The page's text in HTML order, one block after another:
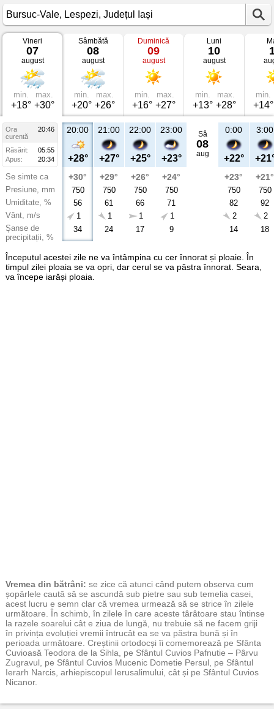
Vremea
Bursuc-
Vale
Lespezi,
Județul
Iași
Vineri
07
august
min.
+18°
max.
+30°
Sâmbătă
08
august
min.
+20°
max.
+26°
Duminică
09
august
min.
+16°
max.
+27°
Luni
10
august
min.
+13°
max.
+28°
min.
+14°
Ora
20:46
curentă
Răsărit:
05:55
Apus:
20:34
Se simte ca
Presiune, mm
Umiditate, %
Vânt, m/s
Șanse de
precipitații, %
20:00
+28°
+30°
750
56
1
34
21:00
+27°
+29°
750
61
1
24
22:00
+25°
+26°
750
66
1
17
23:00
+23°
+24°
750
71
1
9
Sâ
08
aug
0:00
+22°
+23°
750
82
2
14
3:00
+21°
750
92
2
18
Începutul acestei zile ne va întâmpina cu cer înnorat și ploaie. În
timpul zilei ploaia se va opri, dar cerul se va păstra înnorat. Seara,
va începe iarăși ploaia.
Vremea din bătrâni: se zice că atunci când putem observa cum
șopârlele caută să se ascundă sub pietre sau sub temelia casei,
acest lucru e semn clar că vremea urmează să se strice în zilele
următoare. În schimb, în zilele în care aceste târâtoare stau întinse
la razele soarelui cât e ziua de lungă, nu trebuie să ne facem griji
în privința evoluției vremii întrucât ea se va păstra bună și în
perioada următoare. Creștinii ortodocși îi comemorează pe Sfânta
Cuvioasă Teodora de la Sihla, pe Sfântul Cuvios Pafnutie – Pârvu
Zugravul, pe Sfântul Cuvios Mucenic Dometie Persul, pe Sfântul
Ierarh Narcis, arhiepiscopul Ierusalimului, cât și pe Sfântul Cuvios
Nicanor.